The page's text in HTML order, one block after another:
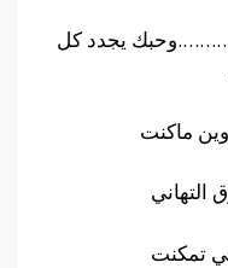
يجدد كل
ماكنت
تمكنت